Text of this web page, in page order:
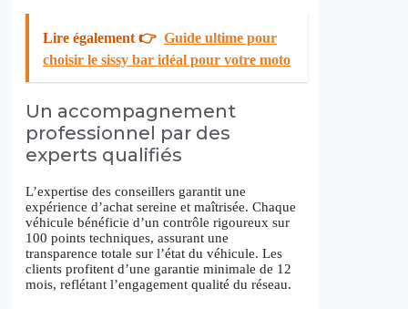
Lire également 👉 Guide ultime pour
choisir le sissy bar idéal pour votre moto
Un accompagnement
professionnel par des
experts qualifiés
L’expertise des conseillers garantit une
expérience d’achat sereine et maîtrisée. Chaque
véhicule bénéficie d’un contrôle rigoureux sur
100 points techniques, assurant une
transparence totale sur l’état du véhicule. Les
clients profitent d’une garantie minimale de 12
mois, reflétant l’engagement qualité du réseau.